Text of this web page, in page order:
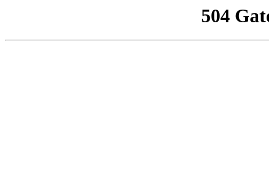
504